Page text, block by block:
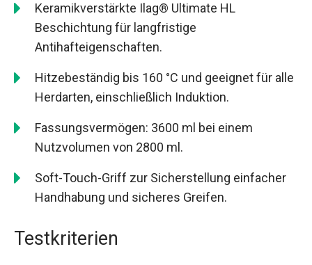
Keramikverstärkte Ilag® Ultimate HL
Beschichtung für langfristige
Antihafteigenschaften.
Hitzebeständig bis 160 °C und geeignet für alle
Herdarten, einschließlich Induktion.
Fassungsvermögen: 3600 ml bei einem
Nutzvolumen von 2800 ml.
Soft-Touch-Griff zur Sicherstellung einfacher
Handhabung und sicheres Greifen.
Testkriterien